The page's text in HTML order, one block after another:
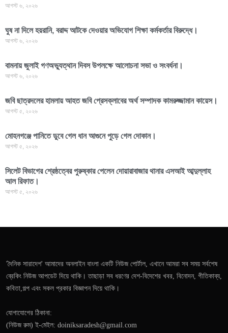
আগস্ট ৬, ২০২৬
ঘুষ না দিলে হয়রানি, বরাদ্দ আটকে দেওয়ার অভিযোগ শিক্ষা কর্মকর্তার বিরুদ্ধে।
আগস্ট ৬, ২০২৬
বামনায় জুলাই গণঅভ্যুত্থান দিবস উপলক্ষে আলোচনা সভা ও সংবর্ধনা।
আগস্ট ৬, ২০২৬
জবি ছাত্রদলের হামলায় আহত জবি প্রেসক্লাবের অর্থ সম্পাদক কামরুজ্জামান কায়েস।
আগস্ট ৫, ২০২৬
মোহনগঞ্জে পানিতে ডুবে গেল ধান আগুনে পুড়ে গেল দোকান।
আগস্ট ৫, ২০২৬
সিলেট বিভাগের শ্রেষ্ঠত্বের পুরুষ্কার পেলেন দোয়ারাবাজার থানার এসআই আব্দুল্লাহ
আল রিফাত।
আগস্ট ৫, ২০২৬
'দৈনিক সারাদেশ' আমাদের অনলাইন বাংলা একটি নিউজ পোর্টাল, এখানে আমরা সব সময় সর্বশেষ
ব্রেকিং নিউজ আপডেট দিয়ে থাকি। তাছাড়া সব ধরণের দেশ-বিদেশের খবর, বিনোদন, গীতিকাব্য,
কবিতা,গল্প এবং সকল প্রকার বিজ্ঞাপন দিয়ে থাকি।
যোগাযোগের ঠিকানা:
(নিউজ রুম) ই-মেইল: doiniksaradesh@gmail.com